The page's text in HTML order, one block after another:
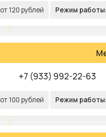
от 120 рублей Режим работы:
+7 (933) 992-22-63
от 100 рублей Режим работы: